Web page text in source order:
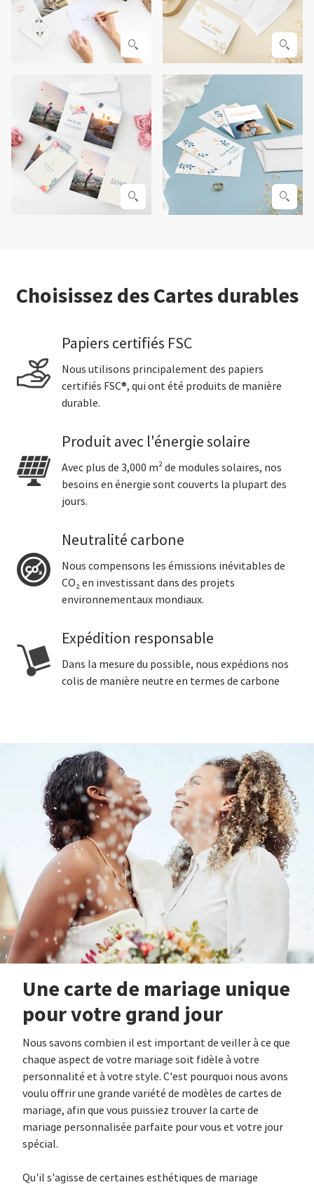
Choisissez des Cartes durables
Papiers certifiés FSC
Nous utilisons principalement des papiers
certifiés FSC®, qui ont été produits de manière
durable.
Produit avec l'énergie solaire
Avec plus de 3,000 m² de modules solaires, nos
besoins en énergie sont couverts la plupart des
jours.
Neutralité carbone
Nous compensons les émissions inévitables de
CO₂ en investissant dans des projets
environnementaux mondiaux.
Expédition responsable
Dans la mesure du possible, nous expédions nos
colis de manière neutre en termes de carbone
Une carte de mariage unique
pour votre grand jour
Nous savons combien il est important de veiller à ce que
chaque aspect de votre mariage soit fidèle à votre
personnalité et à votre style. C'est pourquoi nous avons
voulu offrir une grande variété de modèles de cartes de
mariage, afin que vous puissiez trouver la carte de
mariage personnalisée parfaite pour vous et votre jour
spécial.
Qu'il s'agisse de certaines esthétiques de mariage